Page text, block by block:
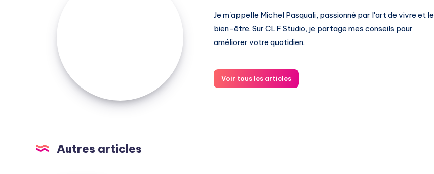
Je m'appelle Michel Pasquali, passionné par l'art de vivre et le
bien-être. Sur CLF Studio, je partage mes conseils pour
améliorer votre quotidien.
Voir tous les articles
Autres articles